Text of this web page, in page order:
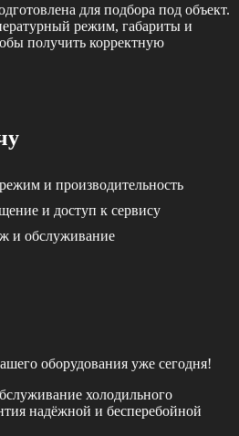
для подбора под объект.
режим, габариты и
получить корректную
и производительность
и доступ к сервису
и обслуживание
оборудования уже сегодня!
холодильного
надёжной и бесперебойной